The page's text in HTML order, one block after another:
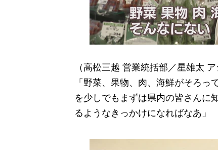
（高松三越 営業統括部／星雄太
「野菜、果物、肉、海鮮がそろ
を少しでもまずは県内の皆さんに
るようなきっかけになればなあ」